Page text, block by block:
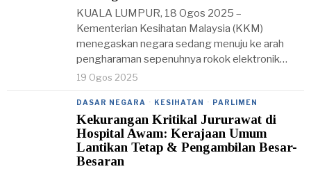
KUALA LUMPUR, 18 Ogos 2025 –
Kementerian Kesihatan Malaysia (KKM)
menegaskan negara sedang menuju ke arah
pengharaman sepenuhnya rokok elektronik…
19 Ogos 2025
DASAR NEGARA · KESIHATAN · PARLIMEN
Kekurangan Kritikal Jururawat di
Hospital Awam: Kerajaan Umum
Lantikan Tetap & Pengambilan Besar-
Besaran